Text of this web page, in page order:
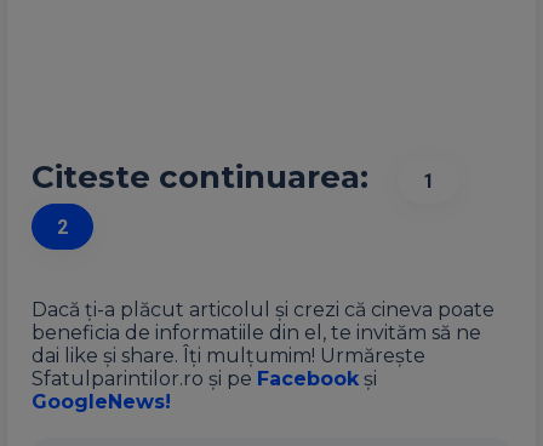
Citeste continuarea:
1
2
Dacă ți-a plăcut articolul și crezi că cineva poate
beneficia de informatiile din el, te invităm să ne
dai like și share. Îți mulțumim! Urmărește
Sfatulparintilor.ro și pe Facebook și
GoogleNews!